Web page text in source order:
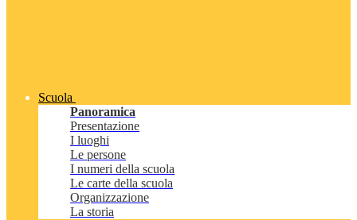
Scuola
Panoramica
Presentazione
I luoghi
Le persone
I numeri della scuola
Le carte della scuola
Organizzazione
La storia